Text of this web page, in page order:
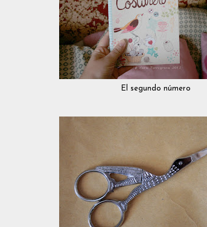
El segundo número